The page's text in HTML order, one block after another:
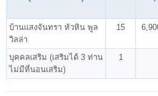
บ้านแสงจันทรา หัวหิน พูล
วิลล่า
15
บุคคลเสริม (เสริมได้ 3 ท่าน
ไม่มีที่นอนเสริม)
1